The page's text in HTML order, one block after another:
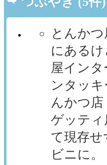
とんか
にある
屋イン
ンタッ
んかつ
ゲッティ
て現存せ
ビニに。